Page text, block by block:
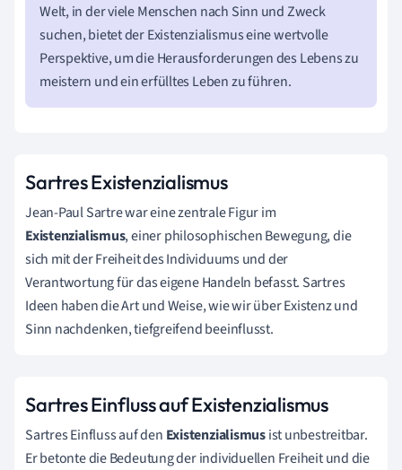
Welt, in der viele Menschen nach Sinn und Zweck
suchen, bietet der Existenzialismus eine wertvolle
Perspektive, um die Herausforderungen des Lebens zu
meistern und ein erfülltes Leben zu führen.
Sartres Existenzialismus
Jean-Paul Sartre war eine zentrale Figur im
Existenzialismus, einer philosophischen Bewegung, die
sich mit der Freiheit des Individuums und der
Verantwortung für das eigene Handeln befasst. Sartres
Ideen haben die Art und Weise, wie wir über Existenz und
Sinn nachdenken, tiefgreifend beeinflusst.
Sartres Einfluss auf Existenzialismus
Sartres Einfluss auf den Existenzialismusist unbestreitbar.
Er betonte die Bedeutung der individuellen Freiheit und die